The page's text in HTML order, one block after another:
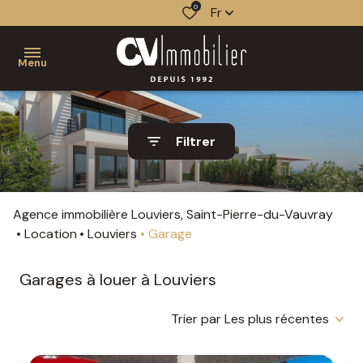
0 Fr
Menu
acheter
louer
vendre
estimer
vendus
étapes
d'une
faire
nos
gestion
gérés
qui
nous ?
équipe
contact
Filtrer
Agence immobilière Louviers, Saint-Pierre-du-Vauvray
Location
Louviers Garage
Garages à louer à Louviers
Trier par Les plus récentes